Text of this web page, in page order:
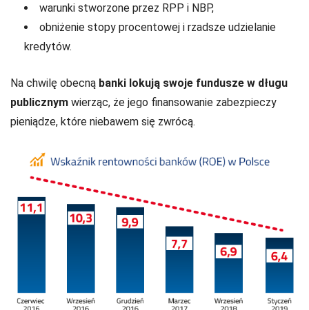
warunki stworzone przez RPP i NBP,
obniżenie stopy procentowej i rzadsze udzielanie
kredytów.
Na chwilę obecną banki lokują swoje fundusze w długu
publicznym wierząc, że jego finansowanie zabezpieczy
pieniądze, które niebawem się zwrócą.